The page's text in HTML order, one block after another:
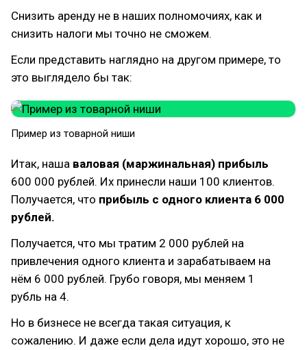
Снизить аренду не в наших полномочиях, как и
снизить налоги мы точно не сможем.
Если представить наглядно на другом примере, то
это выглядело бы так:
Пример из товарной ниши
Итак, наша валовая (маржинальная) прибыль
600 000 рублей. Их принесли наши 100 клиентов.
Получается, что прибыль с одного клиента 6 000
рублей.
Получается, что мы тратим 2 000 рублей на
привлечения одного клиента и зарабатываем на
нём 6 000 рублей. Грубо говоря, мы меняем 1
рубль на 4.
Но в бизнесе не всегда такая ситуация, к
сожалению. И даже если дела идут хорошо, это не